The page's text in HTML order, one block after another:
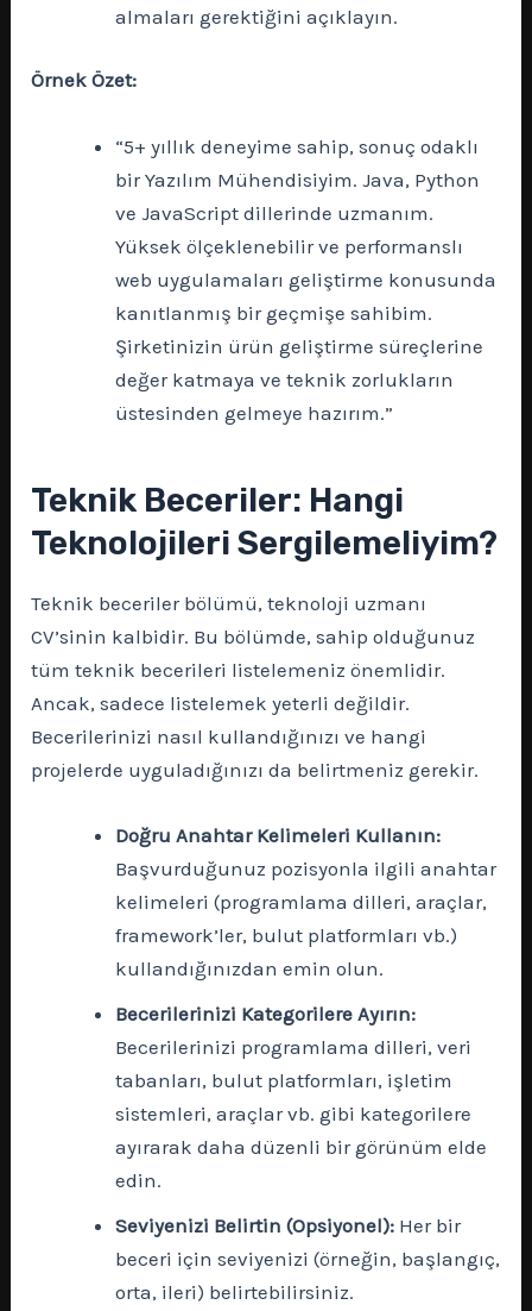
almaları gerektiğini açıklayın.
Örnek Özet:
“5+ yıllık deneyime sahip, sonuç odaklı
bir Yazılım Mühendisiyim. Java, Python
ve JavaScript dillerinde uzmanım.
Yüksek ölçeklenebilir ve performanslı
web uygulamaları geliştirme konusunda
kanıtlanmış bir geçmişe sahibim.
Şirketinizin ürün geliştirme süreçlerine
değer katmaya ve teknik zorlukların
üstesinden gelmeye hazırım.”
Teknik Beceriler: Hangi
Teknolojileri Sergilemeliyim?
Teknik beceriler bölümü, teknoloji uzmanı
CV’sinin kalbidir. Bu bölümde, sahip olduğunuz
tüm teknik becerileri listelemeniz önemlidir.
Ancak, sadece listelemek yeterli değildir.
Becerilerinizi nasıl kullandığınızı ve hangi
projelerde uyguladığınızı da belirtmeniz gerekir.
Doğru Anahtar Kelimeleri Kullanın:
Başvurduğunuz pozisyonla ilgili anahtar
kelimeleri (programlama dilleri, araçlar,
framework’ler, bulut platformları vb.)
kullandığınızdan emin olun.
Becerilerinizi Kategorilere Ayırın:
Becerilerinizi programlama dilleri, veri
tabanları, bulut platformları, işletim
sistemleri, araçlar vb. gibi kategorilere
ayırarak daha düzenli bir görünüm elde
edin.
Seviyenizi Belirtin (Opsiyonel): Her bir
beceri için seviyenizi (örneğin, başlangıç,
orta, ileri) belirtebilirsiniz.